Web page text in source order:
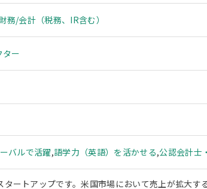
財務/会計（税務、IR含む）
ター
バルで活躍,語学力（英語）を活かせる,公認会計士
タートアップです。米国市場において売上が拡大